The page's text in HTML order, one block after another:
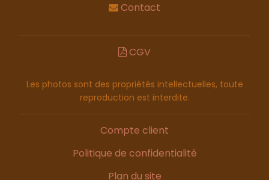
Contact
CGV
Les photos sont des propriétés intellectuelles, toute
reproduction est interdite.
Compte client
Politique de confidentialité
Plan du site